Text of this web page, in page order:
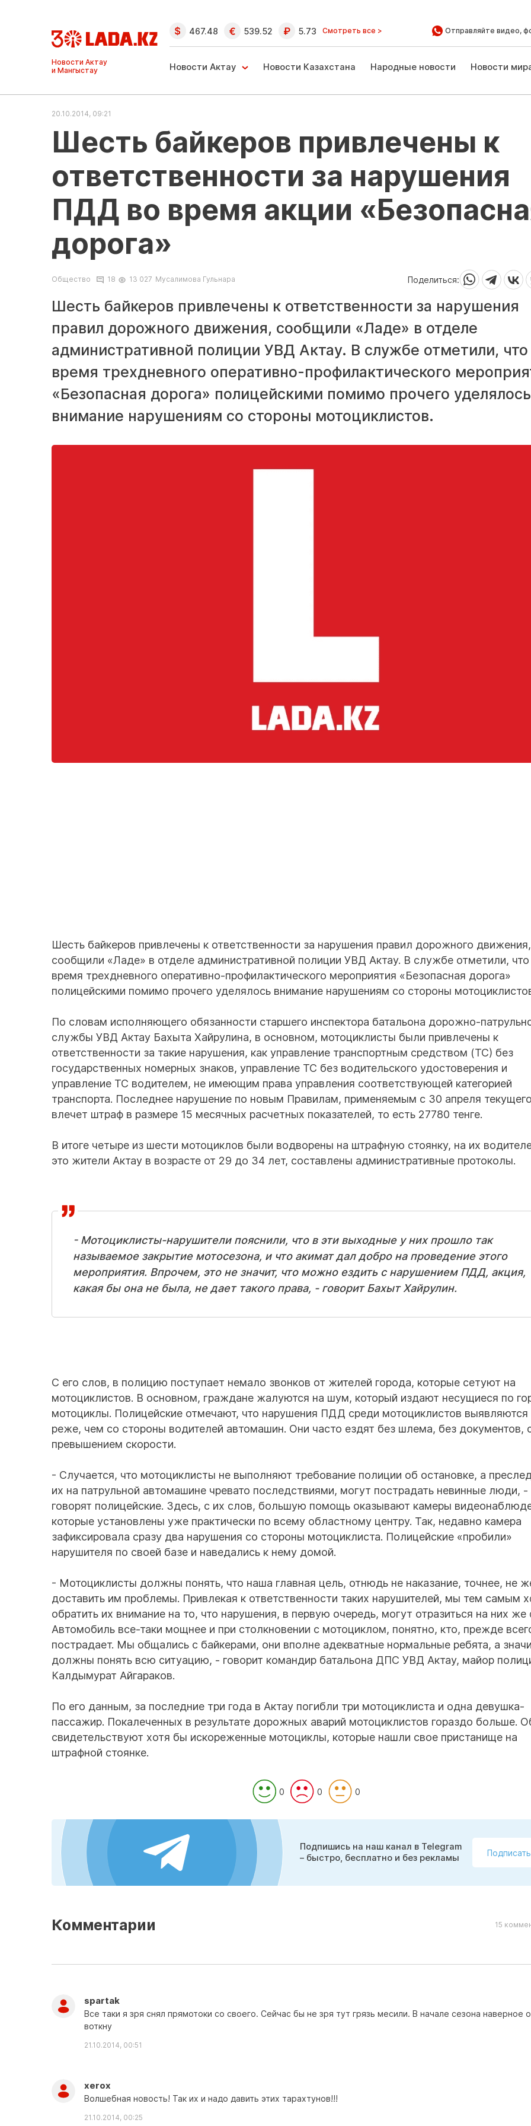
Ақтау және
Манғыстау
жаңалықтары
467.48 539.52 5.73 Смотреть все > Отправляйте видео,
Новости Актау Новости Казахстана Народные новости Новости
20.10.2014, 09:21
Шесть байкеров привлечены к
ответственности за нарушения
ПДД во время акции
дорога»
Общество 18 13 027 Мусалимова Гульнара Поделиться:
Шесть байкеров привлечены к ответственности за нарушения
правил дорожного движения, сообщили «Ладе» в отделе
административной полиции УВД Актау. В службе отметили, что
время трехдневного оперативно-профилактического
«Безопасная дорога» полицейскими помимо прочего уделялось
внимание нарушениям со стороны мотоциклистов.
Шесть байкеров привлечены к ответственности за нарушения правил дорожного движения,
сообщили «Ладе» в отделе административной полиции УВД Актау. В службе отметили, что
время трехдневного оперативно-профилактического мероприятия «Безопасная дорога»
полицейскими помимо прочего уделялось внимание нарушениям со стороны
По словам исполняющего обязанности старшего инспектора батальона дорожно-
службы УВД Актау Бахыта Хайрулина, в основном, мотоциклисты были привлечены к
ответственности за такие нарушения, как управление транспортным средством (ТС) без
государственных номерных знаков, управление ТС без водительского удостоверения и
управление ТС водителем, не имеющим права управления соответствующей категорией
транспорта. Последнее нарушение по новым Правилам, применяемым с 30 апреля
влечет штраф в размере 15 месячных расчетных показателей, то есть 27780 тенге.
В итоге четыре из шести мотоциклов были водворены на штрафную стоянку, на их
это жители Актау в возрасте от 29 до 34 лет, составлены административные протоколы.
- Мотоциклисты-нарушители пояснили, что в эти выходные у них прошло так
называемое закрытие мотосезона, и что акимат дал добро на проведение этого
мероприятия. Впрочем, это не значит, что можно ездить с нарушением ПДД, акция,
какая бы она не была, не дает такого права, - говорит Бахыт Хайрулин.
С его слов, в полицию поступает немало звонков от жителей города, которые сетуют на
мотоциклистов. В основном, граждане жалуются на шум, который издают несущиеся по
мотоциклы. Полицейские отмечают, что нарушения ПДД среди мотоциклистов выявляются
реже, чем со стороны водителей автомашин. Они часто ездят без шлема, без документов,
превышением скорости.
- Случается, что мотоциклисты не выполняют требование полиции об остановке, а
их на патрульной автомашине чревато последствиями, могут пострадать невинные люди, -
говорят полицейские. Здесь, с их слов, большую помощь оказывают камеры
которые установлены уже практически по всему областному центру. Так, недавно камера
зафиксировала сразу два нарушения со стороны мотоциклиста. Полицейские «пробили»
нарушителя по своей базе и наведались к нему домой.
- Мотоциклисты должны понять, что наша главная цель, отнюдь не наказание, точнее, не
доставить им проблемы. Привлекая к ответственности таких нарушителей, мы тем самым
обратить их внимание на то, что нарушения, в первую очередь, могут отразиться на них же
Автомобиль все-таки мощнее и при столкновении с мотоциклом, понятно, кто, прежде
пострадает. Мы общались с байкерами, они вполне адекватные нормальные ребята, а
должны понять всю ситуацию, - говорит командир батальона ДПС УВД Актау, майор
Калдымурат Айгараков.
По его данным, за последние три года в Актау погибли три мотоциклиста и одна девушка-
пассажир. Покалеченных в результате дорожных аварий мотоциклистов гораздо больше.
свидетельствуют хотя бы искореженные мотоциклы, которые нашли свое пристанище на
штрафной стоянке.
0 0 0
Подпишись на наш канал в Telegram
– быстро, бесплатно и без рекламы
Комментарии 15
spartak
Все таки я зря снял прямотоки со своего. Сейчас бы не зря тут грязь месили. В начале сезона наверное
воткну
21.10.2014, 00:51
xerox
Волшебная новость! Так их и надо давить этих тарахтунов!!!
21.10.2014, 00:25